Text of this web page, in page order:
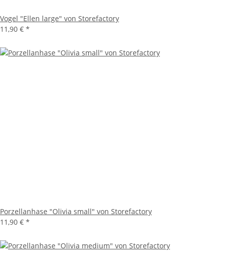
Vogel "Ellen large" von Storefactory
11,90 € *
Porzellanhase "Olivia small" von Storefactory
11,90 € *